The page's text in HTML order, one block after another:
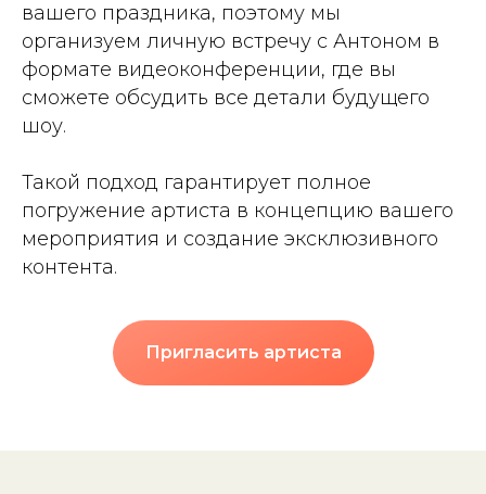
вашего праздника, поэтому мы
организуем личную встречу с Антоном в
формате видеоконференции, где вы
сможете обсудить все детали будущего
шоу.
Такой подход гарантирует полное
погружение артиста в концепцию вашего
мероприятия и создание эксклюзивного
контента.
Пригласить артиста